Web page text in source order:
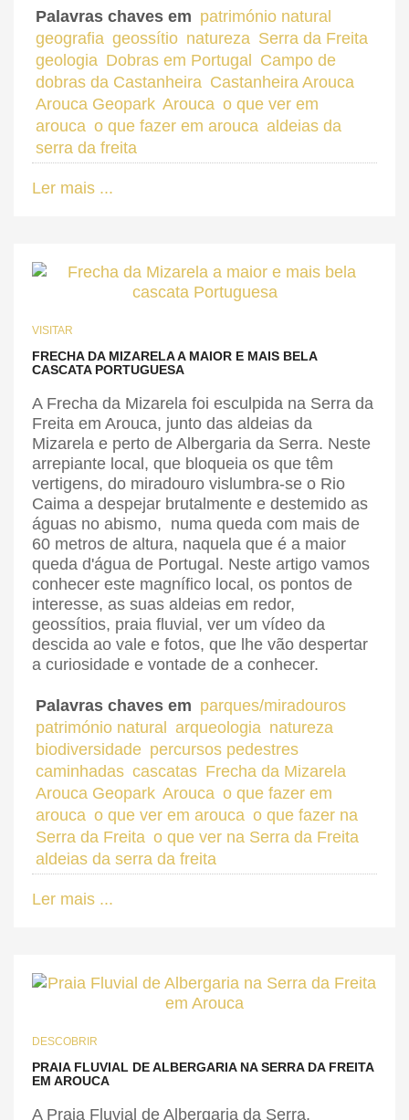
Palavras chaves em património natural
geografia geossítio natureza Serra da Freita
geologia Dobras em Portugal
Campo de
dobras da Castanheira Castanheira Arouca
Arouca Geopark Arouca o que ver em
arouca o que fazer em arouca aldeias da
serra da freita
Ler mais ...
VISITAR
FRECHA DA MIZARELA A MAIOR E MAIS BELA
CASCATA PORTUGUESA
A Frecha da Mizarela foi esculpida na Serra da
Freita em Arouca, junto das aldeias da
Mizarela e perto de Albergaria da Serra. Neste
arrepiante local, que bloqueia os que têm
vertigens, do miradouro vislumbra-se o Rio
Caima a despejar brutalmente e destemido as
águas no abismo, numa queda com mais de
60 metros de altura, naquela que é a maior
queda d'água de Portugal. Neste artigo vamos
conhecer este magnífico local, os pontos de
interesse, as suas aldeias em redor,
geossítios, praia fluvial, ver um vídeo da
descida ao vale e fotos, que lhe vão despertar
a curiosidade e vontade de a conhecer.
Palavras chaves em parques/miradouros
património natural
arqueologia natureza
biodiversidade percursos pedestres
caminhadas cascatas Frecha da Mizarela
Arouca Geopark Arouca o que fazer em
arouca o que ver em arouca o que fazer na
Serra da Freita o que ver na Serra da Freita
aldeias da serra da freita
Ler mais ...
DESCOBRIR
PRAIA FLUVIAL DE ALBERGARIA NA SERRA DA FREITA
EM AROUCA
A Praia Fluvial de Albergaria da Serra,